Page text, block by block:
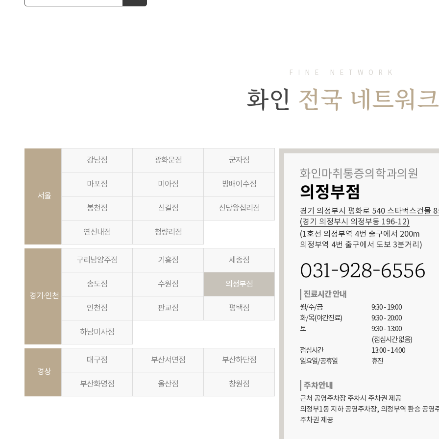
FINE NETWORK
화인 전국 네트워크
서울
강남점 광화문점 군자점
마포점 미아점 방배이수점
봉천점 신길점 신당왕십리점
연신내점 청량리점
경기·인천
구리남양주점 기흥점 세종점
송도점 수원점 의정부점
인천점 판교점 평택점
하남미사점
경상
대구점 부산서면점 부산하단점
부산화명점 울산점 창원점
화인마취통증의학과의원
의정부점
경기 의정부시 평화로 540 스타벅스건물 8
(경기 의정부시 의정부동 196-12)
(1호선 의정부역 4번 출구에서 200m
의정부역 4번 출구에서 도보 3분거리)
031-928-6556
진료시간 안내
월/수/금
화/목(야간진료)
토
점심시간
일요일/공휴일
9:30 - 19:00
9:30 - 20:00
9:30 - 13:00
(점심시간 없음)
13:00 - 14:00
휴진
주차안내
근처 공영주차장 주차시 주차권 제공
의정부1동 지하 공영주차장, 의정부역 환승 공영
주차권 제공